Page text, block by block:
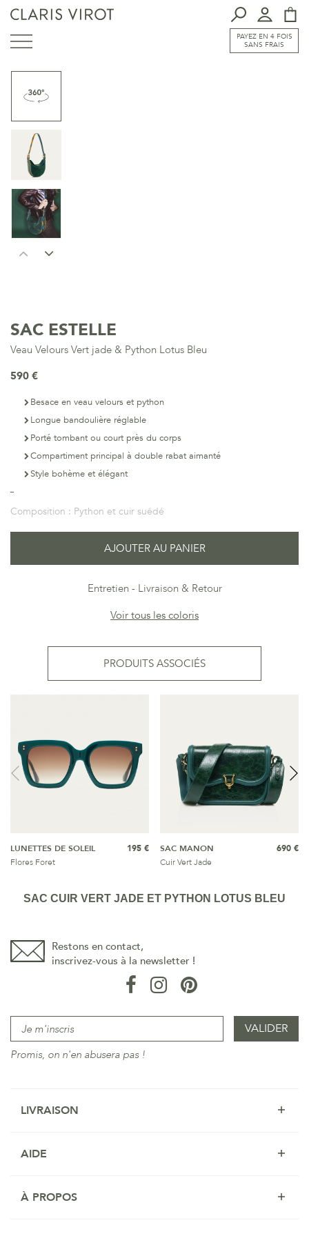
PAYEZ EN 4 FOIS
SANS FRAIS
SAC ESTELLE
Veau Velours Vert jade & Python Lotus Bleu
590 €
Besace en veau velours et python
Longue bandoulière réglable
Porté tombant ou court près du corps
Compartiment principal à double rabat aimanté
Style bohème et élégant
Composition : Python et cuir suédé
AJOUTER AU PANIER
Entretien
Livraison & Retour
Voir tous les coloris
PRODUITS ASSOCIÉS
LUNETTES DE SOLEIL
Flores Foret
195 €
SAC MANON
Cuir Vert Jade
690 €
SAC CUIR VERT JADE ET PYTHON LOTUS BLEU
Restons en contact,
inscrivez-vous à la newsletter !
Promis, on n'en abusera pas !
LIVRAISON
AIDE
À PROPOS